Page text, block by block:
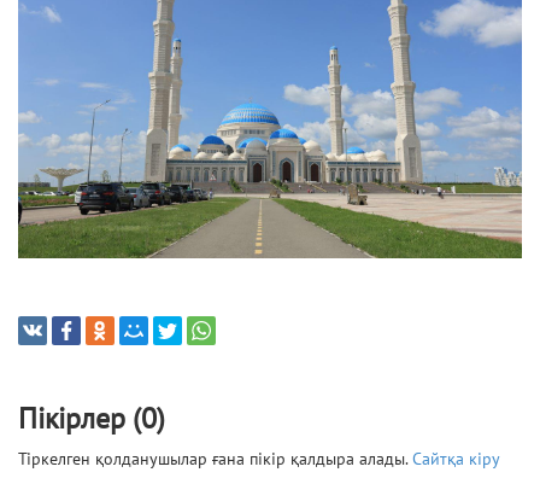
Пікірлер (0)
Тіркелген қолданушылар ғана пікір қалдыра алады.Сайтқа кіру